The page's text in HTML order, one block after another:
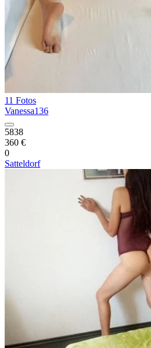
11 Fotos
Vanessa136
5838
360 €
0
Satteldorf